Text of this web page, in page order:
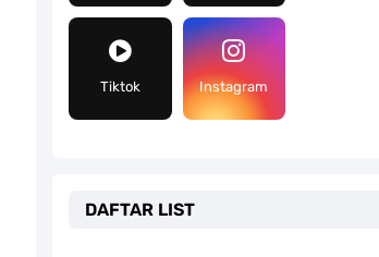
Tiktok Instagram
DAFTAR LIST